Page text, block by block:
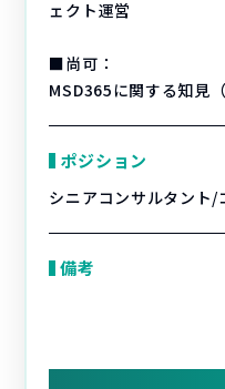
ェクト運営
■尚可：
MSD365に関する知見
ポジション
シニアコンサルタント/
備考